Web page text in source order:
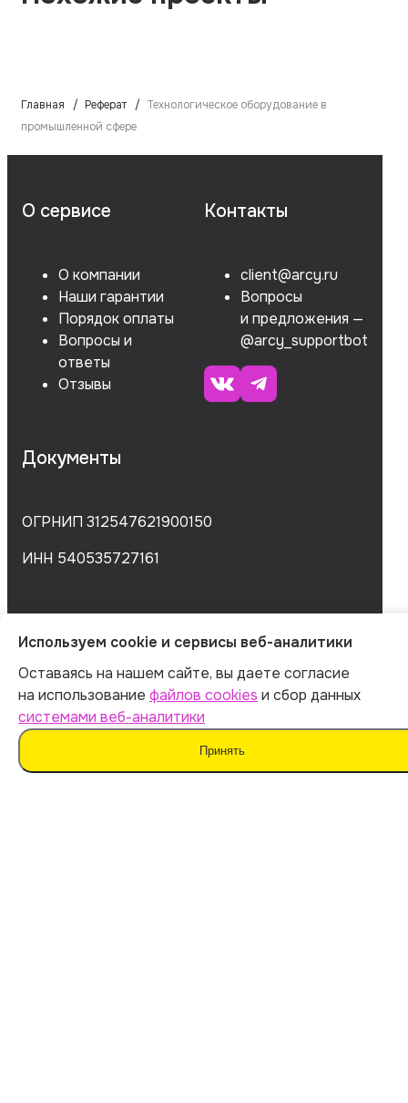
Главная Реферат
Технологическое оборудование в
промышленной сфере
О сервисе
О компании
Наши гарантии
Порядок оплаты
Вопросы и
ответы
Отзывы
Контакты
client@arcy.ru
Вопросы
и предложения —
@arcy_supportbot
Документы
ОГРНИП 312547621900150
ИНН 540535727161
Политика обработки персональных данных
Согласие на обработку данных
Согласие на сбор данных
Используем cookie и сервисы веб-аналитики
Оставаясь на нашем сайте, вы даете согласие
на использование файлов cookies и сбор данных
системами веб-аналитики
Принять